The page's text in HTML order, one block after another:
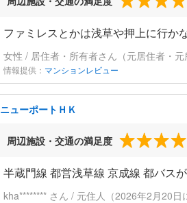
ファミレスとかは浅草や押上に行か
女性 / 居住者・所有者さん（元居住者・
情報提供： マンションレビュー
ニューポートＨＫ
周辺施設・交通の満足度
半蔵門線 都営浅草線 京成線 都バス
kha******** さん / 元住人（2026年2月20日